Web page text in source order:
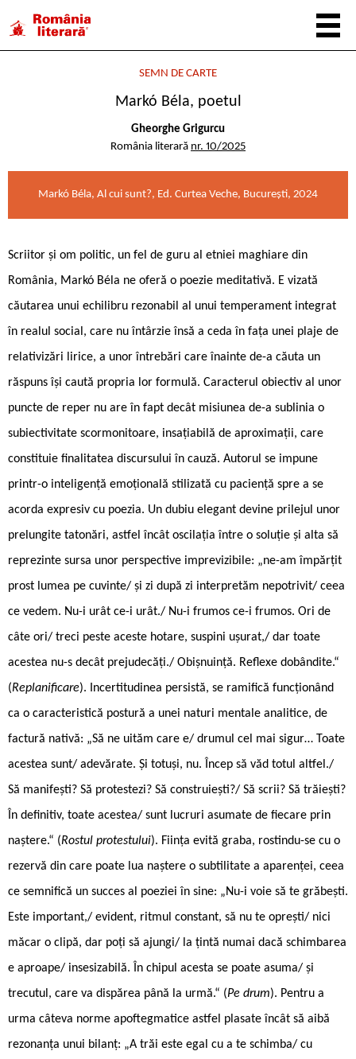
SEMN DE CARTE
Markó Béla, poetul
Gheorghe Grigurcu
România literară nr. 10/2025
Markó Béla, Al cui sunt?, Ed. Curtea Veche, București, 2024
Scriitor și om politic, un fel de guru al etniei maghiare din
România, Markó Béla ne oferă o poezie meditativă. E vizată
căutarea unui echilibru rezonabil al unui temperament integrat
în realul social, care nu întârzie însă a ceda în fața unei plaje de
relativizări lirice, a unor întrebări care înainte de-a căuta un
răspuns își caută propria lor formulă. Caracterul obiectiv al unor
puncte de reper nu are în fapt decât misiunea de-a sublinia o
subiectivitate scormonitoare, insațiabilă de aproximații, care
constituie finalitatea discursului în cauză. Autorul se impune
printr-o inteligență emoțională stilizată cu paciență spre a se
acorda expresiv cu poezia. Un dubiu elegant devine prilejul unor
prelungite tatonări, astfel încât oscilația între o soluție și alta să
reprezinte sursa unor perspective imprevizibile: „ne-am împărțit
prost lumea pe cuvinte/ și zi după zi interpretăm nepotrivit/ ceea
ce vedem. Nu-i urât ce-i urât./ Nu-i frumos ce-i frumos. Ori de
câte ori/ treci peste aceste hotare, suspini ușurat,/ dar toate
acestea nu-s decât prejudecăți./ Obișnuință. Reflexe dobândite.“
(Replanificare). Incertitudinea persistă, se ramifică funcționând
ca o caracteristică postură a unei naturi mentale analitice, de
factură nativă: „Să ne uităm care e/ drumul cel mai sigur… Toate
acestea sunt/ adevărate. Și totuși, nu. Încep să văd totul altfel./
Să manifești? Să protestezi? Să construiești?/ Să scrii? Să trăiești?
În definitiv, toate acestea/ sunt lucruri asumate de fiecare prin
naștere.“ (Rostul protestului). Ființa evită graba, rostindu-se cu o
rezervă din care poate lua naștere o subtilitate a aparenței, ceea
ce semnifică un succes al poeziei în sine: „Nu-i voie să te grăbești.
Este important,/ evident, ritmul constant, să nu te oprești/ nici
măcar o clipă, dar poți să ajungi/ la țintă numai dacă schimbarea
e aproape/ insesizabilă. În chipul acesta se poate asuma/ și
trecutul, care va dispărea până la urmă.“ (Pe drum). Pentru a
urma câteva norme apoftegmatice astfel plasate încât să aibă
rezonanța unui bilanț: „A trăi este egal cu a te schimba/ cu